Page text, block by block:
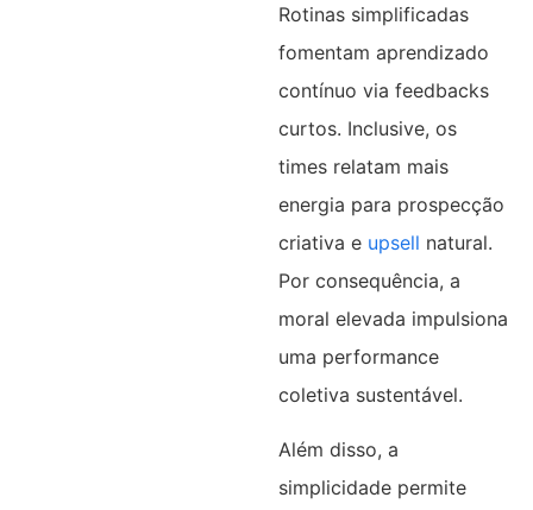
Rotinas simplificadas
fomentam aprendizado
contínuo via feedbacks
curtos. Inclusive, os
times relatam mais
energia para prospecção
criativa e upsell natural.
Por consequência, a
moral elevada impulsiona
uma performance
coletiva sustentável.
Além disso, a
simplicidade permite